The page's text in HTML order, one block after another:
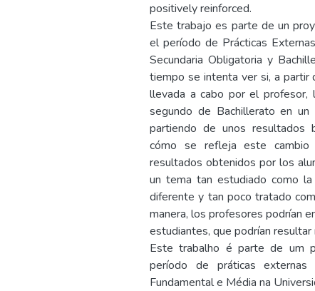
positively reinforced.
Este trabajo es parte de un
el período de Prácticas
Secundaria Obligatoria y
tiempo se intenta ver si, a partir
llevada a cabo por el profesor,
segundo de Bachillerato en un
partiendo de unos resultados
cómo se refleja este
resultados obtenidos por los
un tema tan estudiado como
diferente y tan poco tratado
manera, los profesores podrían
estudiantes, que podrían
Este trabalho é parte de um
período de práticas
Fundamental e Média na